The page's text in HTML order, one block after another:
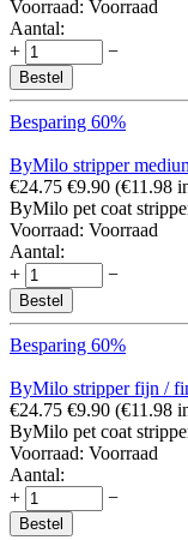
Voorraad: Voorraad
Aantal:
+
−
Bestel
Besparing 60%
ByMilo stripper
€24.75 €9.90 (€11.98
ByMilo pet coat
Voorraad: Voorraad
Aantal:
+
−
Bestel
Besparing 60%
ByMilo stripper fijn /
€24.75 €9.90 (€11.98
ByMilo pet coat
Voorraad: Voorraad
Aantal:
+
−
Bestel